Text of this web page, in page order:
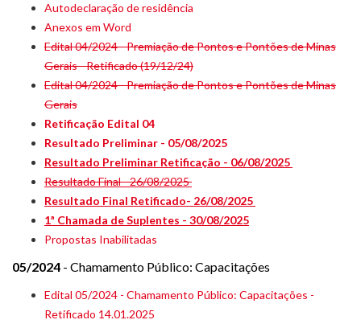
Autodeclaração de residência
Anexos em Word
Edital 04/2024 - Premiação de Pontos e Pontões de Minas
Gerais - Retificado (19/12/24)
Edital 04/2024 - Premiação de Pontos e Pontões de Minas
Gerais
Retificação Edital 04
Resultado Preliminar - 05/08/2025
Resultado Preliminar Retificação - 06/08/2025
Resultado Final - 26/08/2025
Resultado Final Retificado- 26/08/2025
1ª Chamada de Suplentes - 30/08/2025
Propostas Inabilitadas
05/2024 - Chamamento Público: Capacitações
Edital 05/2024 - Chamamento Público: Capacitações -
Retificado 14.01.2025